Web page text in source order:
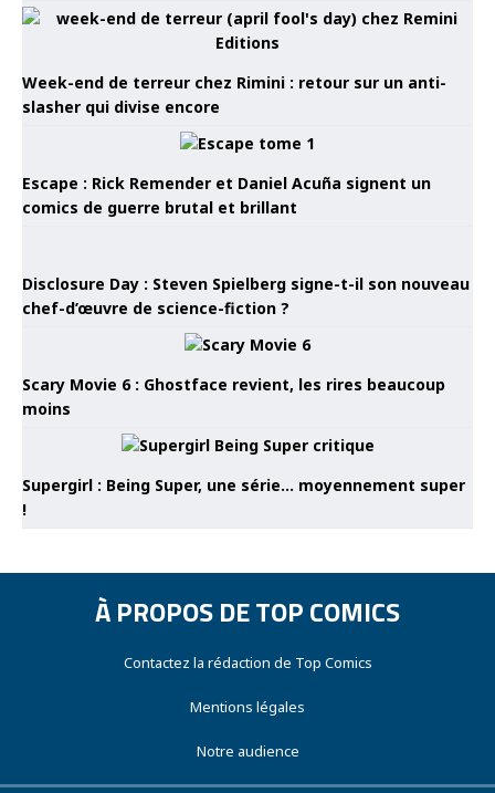
Week-end de terreur chez Rimini : retour sur un anti-
slasher qui divise encore
Escape : Rick Remender et Daniel Acuña signent un
comics de guerre brutal et brillant
Disclosure Day : Steven Spielberg signe-t-il son nouveau
chef-d’œuvre de science-fiction ?
Scary Movie 6 : Ghostface revient, les rires beaucoup
moins
Supergirl : Being Super, une série… moyennement super
!
À PROPOS DE TOP COMICS
Contactez la rédaction de Top Comics
Mentions légales
Notre audience